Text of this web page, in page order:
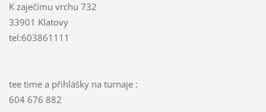
K zaječímu vrchu 732
33901 Klatovy
tel:603861111
tee time a přihlášky na turnaje :
604 676 882